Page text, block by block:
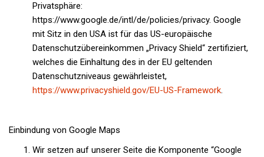
Privatsphäre:
https://www.google.de/intl/de/policies/privacy. Google
mit Sitz in den USA ist für das US-europäische
Datenschutzübereinkommen „Privacy Shield“ zertifiziert,
welches die Einhaltung des in der EU geltenden
Datenschutzniveaus gewährleistet,
https://www.privacyshield.gov/EU-US-Framework.
Einbindung von Google Maps
Wir setzen auf unserer Seite die Komponente “Google